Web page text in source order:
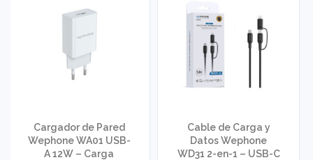
Cargador de Pared
Wephone WA01 USB-
A 12W – Carga
Cable de Carga y
Datos Wephone
WD31 2-en-1 – USB-C